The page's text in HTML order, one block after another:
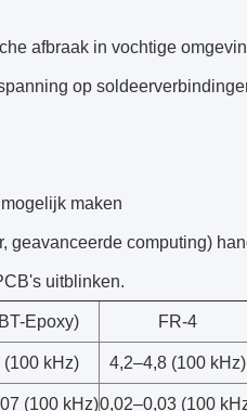
afbraak in vochtige
op
maken
geavanceerde computing)
uitblinken.
Epoxy) FR-4
kHz) 4,2–4,8 (100 kHz)
(100 kHz)0,02–0,03 (100